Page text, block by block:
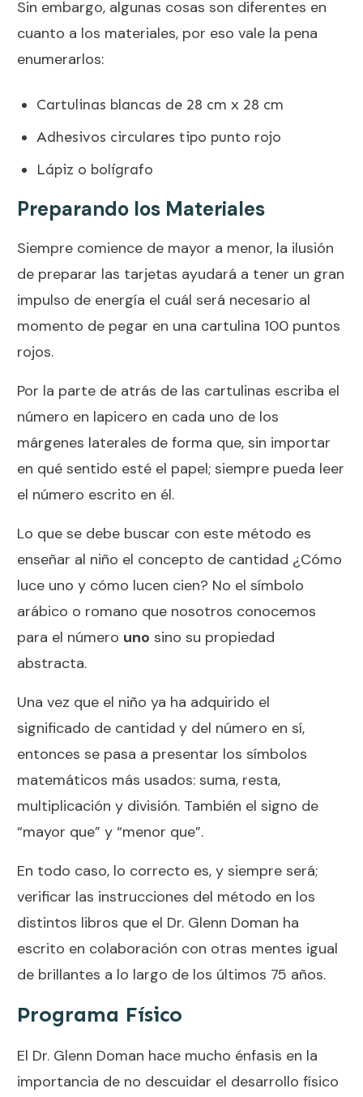
Sin embargo, algunas cosas son diferentes en
cuanto a los materiales, por eso vale la pena
enumerarlos:
Cartulinas blancas de 28 cm x 28 cm
Adhesivos circulares tipo punto rojo
Lápiz o bolígrafo
Preparando los Materiales
Siempre comience de mayor a menor, la ilusión
de preparar las tarjetas ayudará a tener un gran
impulso de energía el cuál será necesario al
momento de pegar en una cartulina 100 puntos
rojos.
Por la parte de atrás de las cartulinas escriba el
número en lapicero en cada uno de los
márgenes laterales de forma que, sin importar
en qué sentido esté el papel; siempre pueda leer
el número escrito en él.
Lo que se debe buscar con este método es
enseñar al niño el concepto de cantidad ¿Cómo
luce uno y cómo lucen cien? No el símbolo
arábico o romano que nosotros conocemos
para el número uno sino su propiedad
abstracta.
Una vez que el niño ya ha adquirido el
significado de cantidad y del número en sí,
entonces se pasa a presentar los símbolos
matemáticos más usados: suma, resta,
multiplicación y división. También el signo de
“mayor que” y “menor que”.
En todo caso, lo correcto es, y siempre será;
verificar las instrucciones del método en los
distintos libros que el Dr. Glenn Doman ha
escrito en colaboración con otras mentes igual
de brillantes a lo largo de los últimos 75 años.
Programa Físico
El Dr. Glenn Doman hace mucho énfasis en la
importancia de no descuidar el desarrollo físico